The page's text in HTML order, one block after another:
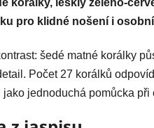
pro klidné nošení i
šedé matné korálky
Počet 27 korálků
jednoduchá pomůcka při